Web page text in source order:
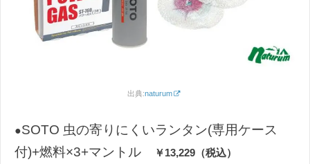
出典:naturum
●SOTO 虫の寄りにくいランタン(専用ケース
付)+燃料×3+マントル
￥13,229（税込）